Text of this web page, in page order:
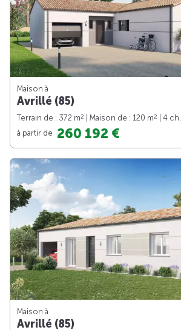
Maison à
Avrillé (85)
Terrain de : 372 m2 | Maison de : 120 m2
| 4 ch.
à partir de 260 192 €
Maison à
Avrillé (85)